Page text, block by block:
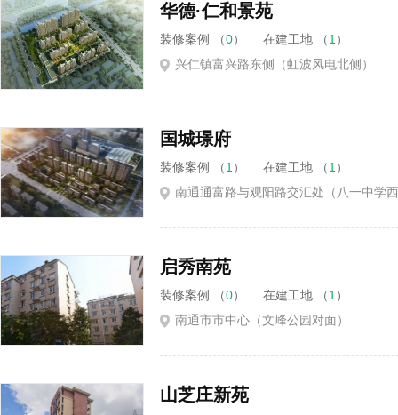
华德·仁和景苑
装修案例 （0） 在建工地 （1 ）
兴仁镇富兴路东侧（虹波风电北侧）
国城璟府
装修案例 （1 ） 在建工地 （1 ）
南通通富路与观阳路交汇处（八一中学
启秀南苑
装修案例 （0） 在建工地 （1 ）
南通市市中心（文峰公园对面）
山芝庄新苑